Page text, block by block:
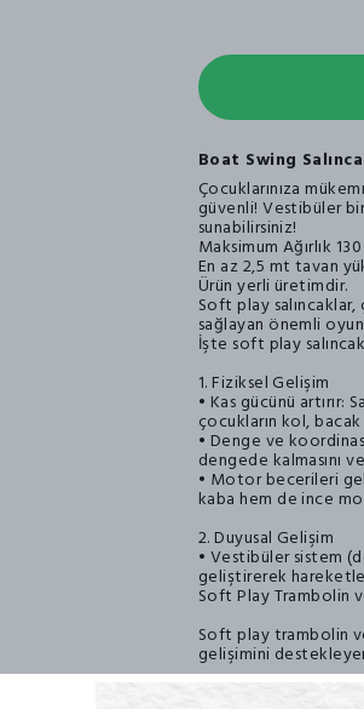
Boat Swing
Çocuklarınıza
güvenli! Vestibüler
sunabilirsiniz!
Maksimum Ağırlık
En az 2,5 mt tavan
Ürün yerli üretimdir.
Soft play
sağlayan önemli
İşte soft play
1. Fiziksel Gelişim
• Kas gücünü
çocukların kol,
• Denge ve
dengede kalmasını
• Motor becerileri
kaba hem de ince
2. Duyusal Gelişim
• Vestibüler sistem
geliştirerek
Soft Play Trambolin
Soft play trambolin
gelişimini
1. Soft Play